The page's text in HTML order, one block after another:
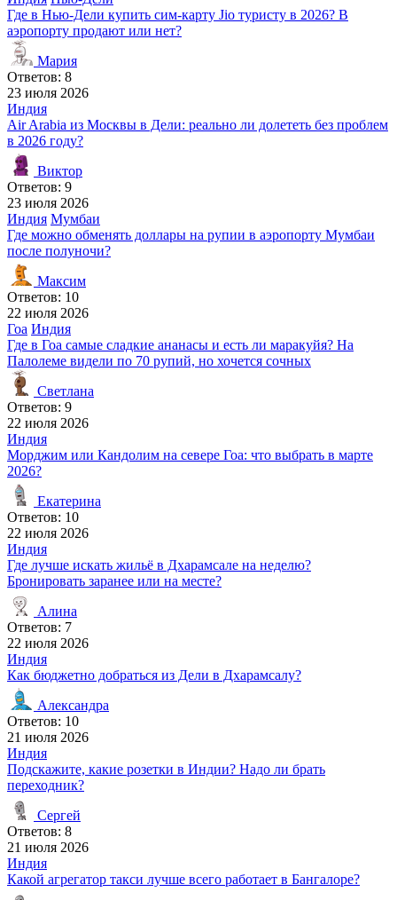
Где в Нью-Дели купить сим-карту Jio туристу в 2026? В
аэропорту продают или нет?
Мария
Ответов: 8
23 июля 2026
Индия
Air Arabia из Москвы в Дели: реально ли долететь без проблем
в 2026 году?
Виктор
Ответов: 9
23 июля 2026
Индия Мумбаи
Где можно обменять доллары на рупии в аэропорту Мумбаи
после полуночи?
Максим
Ответов: 10
22 июля 2026
Гоа Индия
Где в Гоа самые сладкие ананасы и есть ли маракуйя? На
Палолеме видели по 70 рупий, но хочется сочных
Светлана
Ответов: 9
22 июля 2026
Индия
Морджим или Кандолим на севере Гоа: что выбрать в марте
2026?
Екатерина
Ответов: 10
22 июля 2026
Индия
Где лучше искать жильё в Дхарамсале на неделю?
Бронировать заранее или на месте?
Алина
Ответов: 7
22 июля 2026
Индия
Как бюджетно добраться из Дели в Дхарамсалу?
Александра
Ответов: 10
21 июля 2026
Индия
Подскажите, какие розетки в Индии? Надо ли брать
переходник?
Сергей
Ответов: 8
21 июля 2026
Индия
Какой агрегатор такси лучше всего работает в Бангалоре?